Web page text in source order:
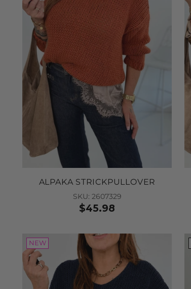
ALPAKA STRICKPULLOVER
SKU: 2607329
$45.98
NEW